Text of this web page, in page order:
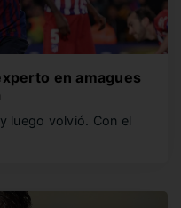
en amagues
luego volvió. Con el